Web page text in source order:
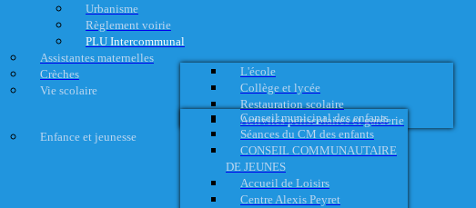
Urbanisme
Règlement voirie
PLU Intercommunal
Assistantes maternelles
Crèches
Vie scolaire
L'école
Collège et lycée
Restauration scolaire
Activités périscolaires et garderie
Enfance et jeunesse
Conseil municipal des enfants
Séances du CM des enfants
CONSEIL COMMUNAUTAIRE
DE JEUNES
Accueil de Loisirs
Centre Alexis Peyret